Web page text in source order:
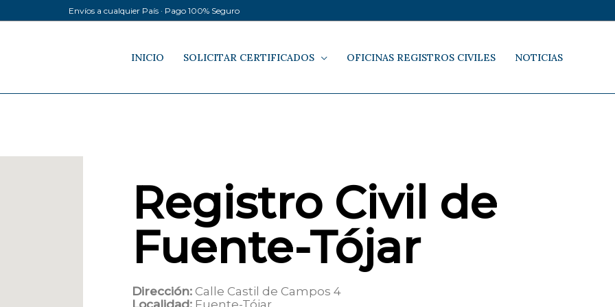
Envíos a cualquier País · Pago 100% Seguro
INICIO SOLICITAR CERTIFICADOS OFICINAS REGISTROS CIVILES NOTICIAS
Registro Civil de
Fuente-Tójar
Dirección: Calle Castil de Campos 4
Localidad: Fuente-Tójar